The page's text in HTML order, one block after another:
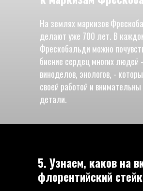
На землях маркизов
делают уже 700 лет. В
Фрескобальди можно
биение сердец многих людей
виноделов, энологов, -
своей работой и
детали.
5. Узнаем, каков на
флорентийский стейк